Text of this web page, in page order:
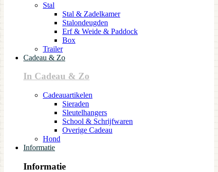
Stal
Stal & Zadelkamer
Stalondeugden
Erf & Weide & Paddock
Box
Trailer
Cadeau & Zo
In Cadeau & Zo
Cadeauartikelen
Sieraden
Sleutelhangers
School & Schrijfwaren
Overige Cadeau
Hond
Informatie
Informatie